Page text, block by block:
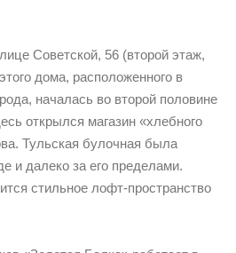
Советской, 56 (второй этаж,
дома, расположенного в
началась во второй половине
открылся магазин «хлебного
Тульская булочная была
и далеко за его пределами.
стильное лофт-пространство